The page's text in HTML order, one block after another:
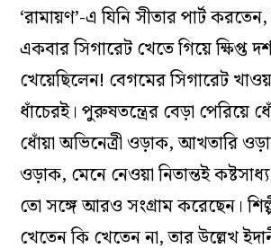
‘রামায়ণ’-এ যিনি সীতার পার্ট
একবার সিগারেট খেতে গিয়ে ক্ষিপ্ত
খেয়েছিলেন! বেগমের সিগারেট
ধাঁচেরই। পুরুষতন্ত্রের বেড়া পেরিয়ে
ধোঁয়া অভিনেত্রী ওড়াক, আখতারি
ওড়াক, মেনে নেওয়া নিতান্তই
তো সঙ্গে আরও সংগ্রাম করেছেন।
খেতেন কি খেতেন না, তার উল্লেখ